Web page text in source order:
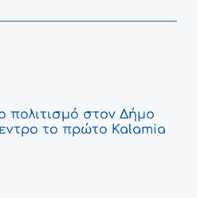
πολιτισμό στον Δήμο
το πρώτο Kalamia